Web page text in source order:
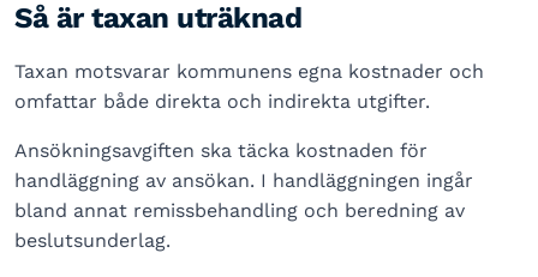
Så är taxan uträknad
Taxan motsvarar kommunens egna kostnader och
omfattar både direkta och indirekta utgifter.
Ansökningsavgiften ska täcka kostnaden för
handläggning av ansökan. I handläggningen ingår
bland annat remissbehandling och beredning av
beslutsunderlag.